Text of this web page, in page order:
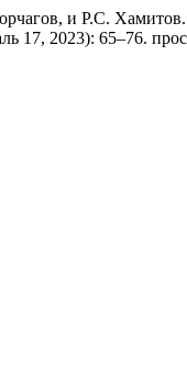
и Р.С. Хамитов.
17, 2023): 65–76.